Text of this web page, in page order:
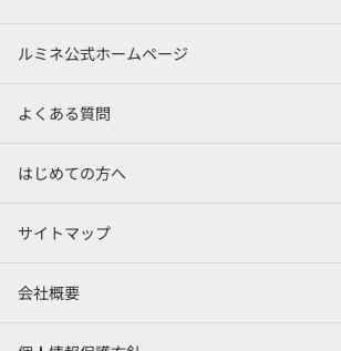
ルミネ公式ホームページ
よくある質問
はじめての方へ
サイトマップ
会社概要